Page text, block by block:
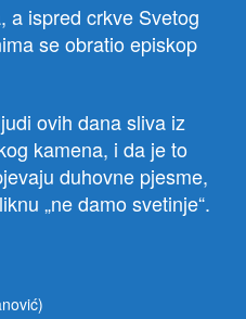
a ispred crkve Svetog
se obratio episkop
ovih dana sliva iz
kamena, i da je to
duhovne pjesme,
„ne damo svetinje“.